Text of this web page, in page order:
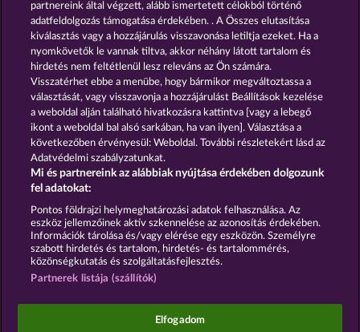
GOLDEN EI OF
MOORHUHN
FOREVER
DIAMONDS
Összes játék mutatása
Részvételi feltételek
Adatkezelési tájékoztató Impresszum
A cég
célt szolgálnak, és azok egyáltalán nem
befolyásolják, hogy a játékos a jövőben valódi
partnereink által végzett, alább ismertetett célokból történő
adatfeldolgozás támogatása érdekében. . A Összes elutasítása
kiválasztás vagy a hozzájárulás visszavonása letiltja ezeket. Ha a
nyomkövetők le vannak tiltva, akkor néhány látott tartalom és
hirdetés nem feltétlenül lesz releváns az Ön számára.
Visszatérhet ebbe a menübe, hogy bármikor megváltoztassa a
választását, vagy visszavonja a hozzájárulást Beállítások kezelése
a weboldal alján található hivatkozásra kattintva [vagy a lebegő
ikont a weboldal bal alsó sarkában, ha van ilyen]. Választása a
következőben érvényesül: Weboldal. További részletekért lásd az
Adatvédelmi szabályzatunkat.
Mi és partnereink az alábbiak nyújtása érdekében dolgozunk
fel adatokat:
Pontos földrajzi helymeghatározási adatok felhasználása. Az
eszköz jellemzőinek aktív szkennelése az azonosítás érdekében.
Információk tárolása és/vagy elérése egy eszközön. Személyre
szabott hirdetés és tartalom, hirdetés- és tartalommérés,
közönségkutatás és szolgáltatásfejlesztés.
Partnerek listája (szállítók)
Elfogadom